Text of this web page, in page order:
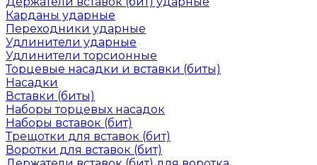
Карданы ударные
Переходники ударные
Удлинители ударные
Удлинители торсионные
Торцевые насадки и вставки (биты)
Насадки
Вставки (биты)
Наборы торцевых насадок
Наборы вставок (бит)
Трещотки для вставок (бит)
Воротки для вставок (бит)